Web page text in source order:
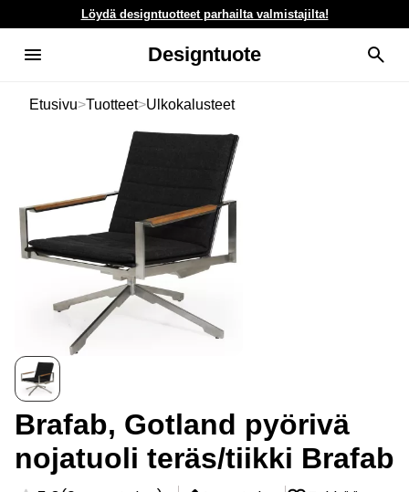
Löydä designtuotteet parhailta valmistajilta!
Designtuote
Etusivu>Tuotteet>Ulkokalusteet
Brafab, Gotland pyörivä
nojatuoli teräs/tiikki Brafab